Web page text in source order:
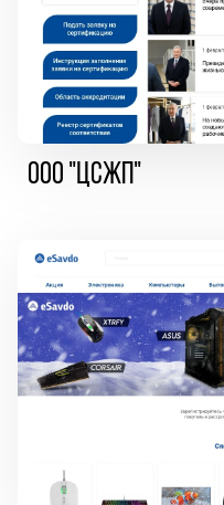
ООО "ЦСЖП"